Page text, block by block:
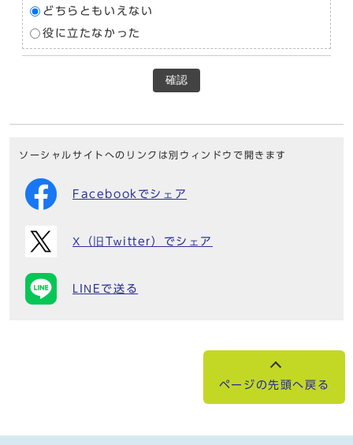
どちらともいえない
役に立たなかった
確認
ソーシャルサイトへのリンクは別ウィンドウで開きます
Facebookでシェア
X（旧Twitter）でシェア
LINEで送る
ページの先頭へ戻る